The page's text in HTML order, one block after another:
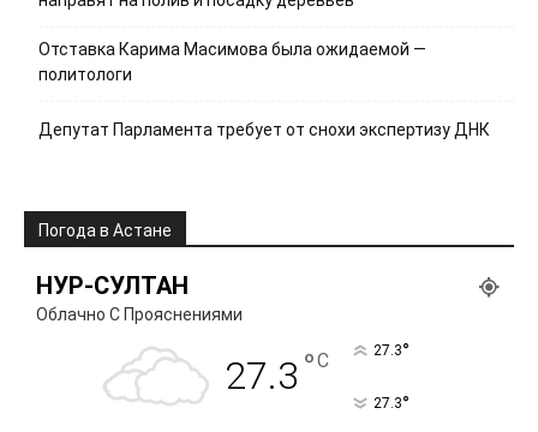
Отставка Карима Масимова была ожидаемой —
политологи
Депутат Парламента требует от снохи экспертизу ДНК
Погода в Астане
НУР-СУЛТАН
Облачно С Прояснениями
27.3 °C 27.3°
27.3°